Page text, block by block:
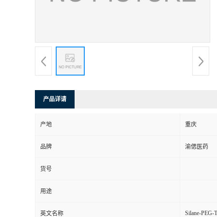
产品详请
产地 重庆
品牌 渝偲医药
货号
用途
英文名称 Silane-PEG-